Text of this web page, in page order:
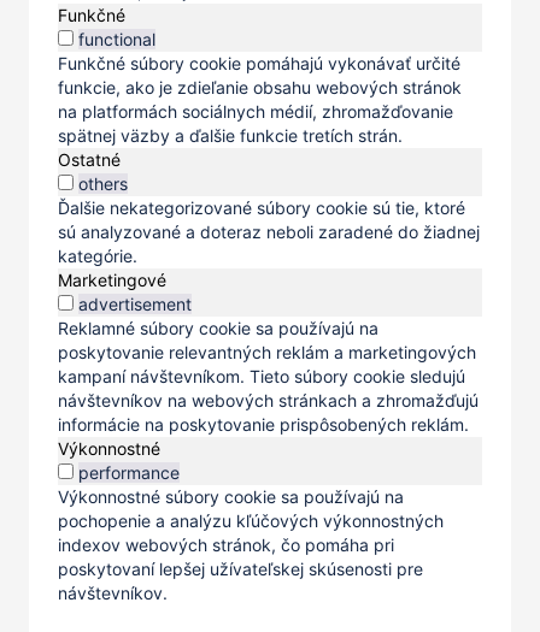
Funkčné
functional
Funkčné súbory cookie pomáhajú vykonávať určité
funkcie, ako je zdieľanie obsahu webových stránok
na platformách sociálnych médií, zhromažďovanie
spätnej väzby a ďalšie funkcie tretích strán.
Ostatné
others
Ďalšie nekategorizované súbory cookie sú tie, ktoré
sú analyzované a doteraz neboli zaradené do žiadnej
kategórie.
Marketingové
advertisement
Reklamné súbory cookie sa používajú na
poskytovanie relevantných reklám a marketingových
kampaní návštevníkom. Tieto súbory cookie sledujú
návštevníkov na webových stránkach a zhromažďujú
informácie na poskytovanie prispôsobených reklám.
Výkonnostné
performance
Výkonnostné súbory cookie sa používajú na
pochopenie a analýzu kľúčových výkonnostných
indexov webových stránok, čo pomáha pri
poskytovaní lepšej užívateľskej skúsenosti pre
návštevníkov.